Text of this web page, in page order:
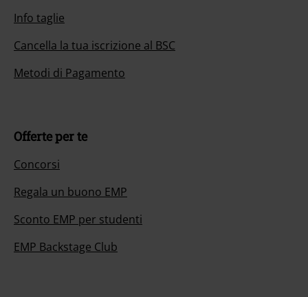
Info taglie
Cancella la tua iscrizione al BSC
Metodi di Pagamento
Offerte per te
Concorsi
Regala un buono EMP
Sconto EMP per studenti
EMP Backstage Club